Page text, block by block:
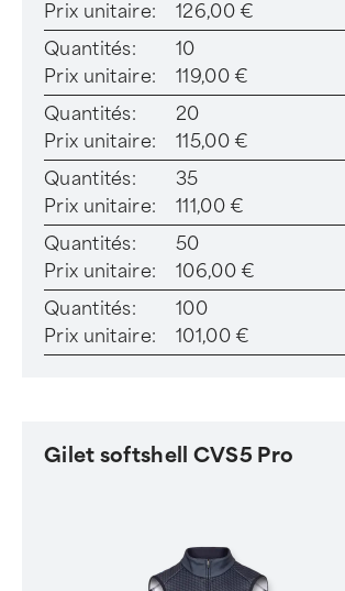
Prix unitaire:
126,00 €
Quantités:
10
Prix unitaire:
119,00 €
Quantités:
20
Prix unitaire:
115,00 €
Quantités:
35
Prix unitaire:
111,00 €
Quantités:
50
Prix unitaire:
106,00 €
Quantités:
100
Prix unitaire:
101,00 €
Gilet softshell CVS5 Pro